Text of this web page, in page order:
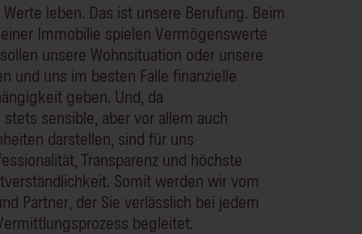
leben. Das ist unsere Berufung. Beim
Immobilie spielen Vermögenswerte
unsere Wohnsituation oder unsere
und uns im besten Falle finanzielle
geben. Und, da
sensible, aber vor allem auch
darstellen, sind für uns
Transparenz und höchste
Somit werden wir vom
Partner, der Sie verlässlich bei jedem
begleitet.